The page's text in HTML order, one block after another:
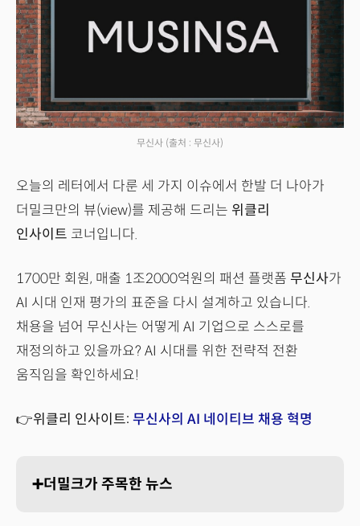
무신사 (출처 : 무신사)
오늘의 레터에서 다룬 세 가지 이슈에서 한발 더 나아가
더밀크만의 뷰(view)를 제공해 드리는 위클리
인사이트 코너입니다.
1700만 회원, 매출 1조2000억원의 패션 플랫폼 무신사가
AI 시대 인재 평가의 표준을 다시 설계하고 있습니다.
채용을 넘어 무신사는 어떻게 AI 기업으로 스스로를
재정의하고 있을까요? AI 시대를 위한 전략적 전환
움직임을 확인하세요!
👉위클리 인사이트: 무신사의 AI 네이티브 채용 혁명
➕더밀크가 주목한 뉴스